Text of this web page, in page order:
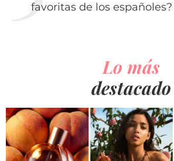
favoritas de los españoles?
Lo más
destacado